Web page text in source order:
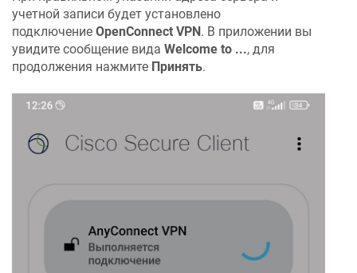
учетной записи будет установлено
подключение OpenConnect VPN. В приложении вы
увидите сообщение вида Welcome to ..., для
продолжения нажмите Принять.